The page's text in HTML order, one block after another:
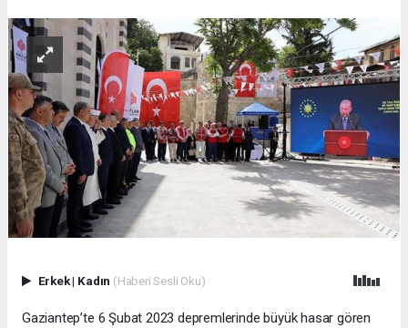
Erkek| Kadın (Haberi Sesli Oku)
Gaziantep’te 6 Şubat 2023 depremlerinde büyük hasar gören